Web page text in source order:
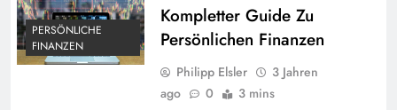
PERSÖNLICHE
FINANZEN
Kompletter Guide Zu
Persönlichen Finanzen
Philipp Elsler
3 Jahren
ago
0 3 mins